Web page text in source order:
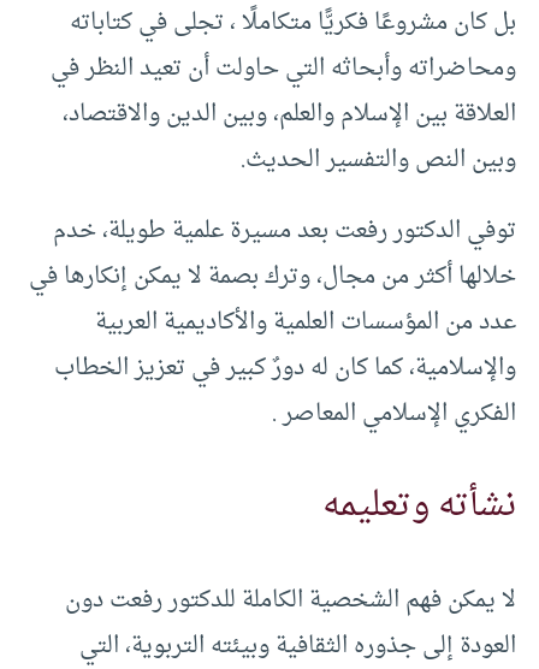
بل كان مشروعًا فكريًّا متكاملًا ، تجلى في كتاباته
ومحاضراته وأبحاثه التي حاولت أن تعيد النظر في
العلاقة بين الإسلام والعلم، وبين الدين والاقتصاد،
وبين النص والتفسير الحديث.
توفي الدكتور رفعت بعد مسيرة علمية طويلة، خدم
خلالها أكثر من مجال، وترك بصمة لا يمكن إنكارها في
عدد من المؤسسات العلمية والأكاديمية العربية
والإسلامية، كما كان له دورٌ كبير في تعزيز الخطاب
الفكري الإسلامي المعاصر .
نشأته وتعليمه
لا يمكن فهم الشخصية الكاملة للدكتور رفعت دون
العودة إلى جذوره الثقافية وبيئته التربوية، التي